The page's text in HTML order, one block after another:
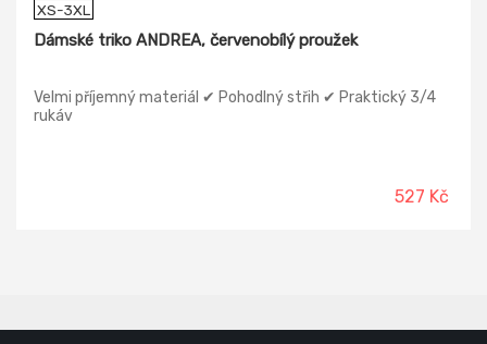
XS-3XL
Dámské triko ANDREA, červenobílý proužek
Velmi příjemný materiál ✔ Pohodlný střih ✔ Praktický 3/4
rukáv
527 Kč